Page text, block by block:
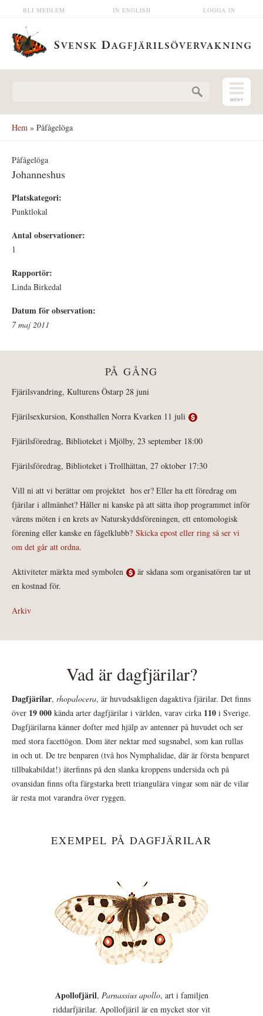
Hoppa till huvudinnehåll LOGGA IN
IN ENGLISH
BLI MEDLEM
Hem » Påfågelöga
Påfågelöga
Johanneshus
Platskategori:
Punktlokal
Antal observationer:
1
Rapportör:
Linda Birkedal
Datum för observation:
7 maj 2011
PÅ GÅNG
Fjärilsvandring, Kulturens Östarp 28 juni
Fjärilsexkursion, Konsthallen Norra Kvarken 11 juli
Fjärilsföredrag, Biblioteket i Mjölby, 23 september 18:00
Fjärilsföredrag, Biblioteket i Trollhättan, 27 oktober 17:30
Vill ni att vi berättar om projektet hos er? Eller ha ett föredrag om
fjärilar i allmänhet? Håller ni kanske på att sätta ihop programmet inför
vårens möten i en krets av Naturskyddsföreningen, ett entomologisk
förening eller kanske en fågelklubb? Skicka epost eller ring så ser vi
om det går att ordna.
Aktiviteter märkta med symbolen
är sådana som organisatören tar ut
en kostnad för.
Arkiv
Vad är dagfjärilar?
Dagfjärilar, rhopalocera, är huvudsakligen dagaktiva fjärilar. Det finns
över 19 000 kända arter dagfjärilar i världen, varav cirka 110 i Sverige.
Dagfjärilarna känner dofter med hjälp av antenner på huvudet och ser
med stora facettögon. Dom äter nektar med sugsnabel, som kan rullas
in och ut. De tre benparen (två hos Nymphalidae, där är första benparet
tillbakabildat!) återfinns på den slanka kroppens undersida och på
ovansidan finns ofta färgstarka brett triangulära vingar som när de vilar
är resta mot varandra över ryggen.
EXEMPEL PÅ DAGFJÄRILAR
Apollofjäril, Parnassius apollo, art i familjen
riddarfjärilar. Apollofjäril är en mycket stor vit